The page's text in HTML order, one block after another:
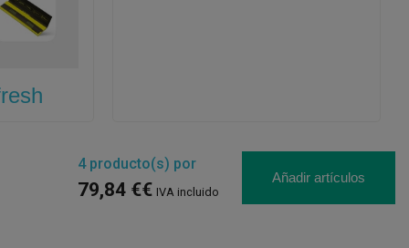
4producto(s) por
79,84 €€ IVA incluido
Añadir artículos